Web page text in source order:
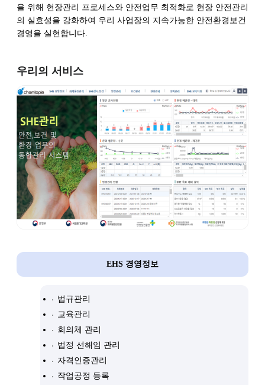
을 위해 현장관리 프로세스와 안전업무 최적화로 현장 안전관리
의 실효성을 강화하여 우리 사업장의 지속가능한 안전환경보건
경영을 실현합니다.
우리의 서비스
EHS 경영정보
법규관리
교육관리
회의체 관리
법정 선해임 관리
자격인증관리
작업공정 등록